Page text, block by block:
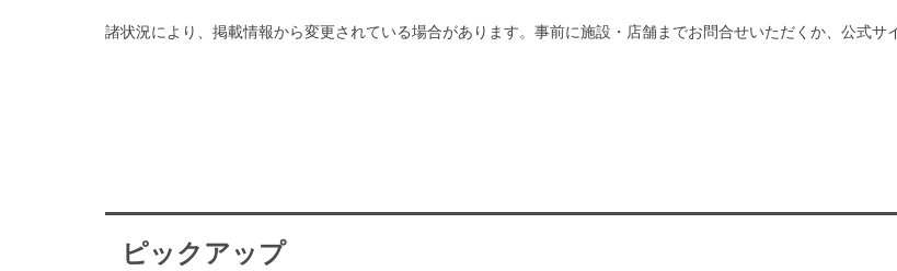
諸状況により、掲載情報から変更されている場合があります。事前に施設・店舗までお問合せいただくか、公式サ
ピックアップ